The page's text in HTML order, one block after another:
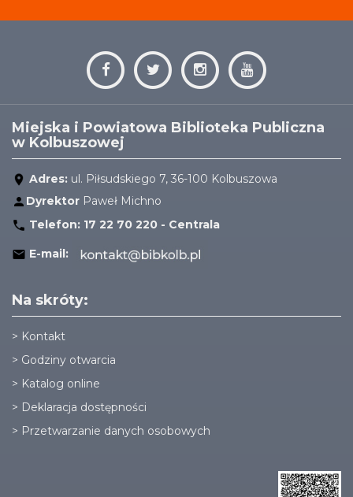
Miejska i Powiatowa Biblioteka Publiczna
w Kolbuszowej
Adres: ul. Piłsudskiego 7, 36-100 Kolbuszowa
Dyrektor Paweł Michno
Telefon: 17 22 70 220 - Centrala
E-mail:
Na skróty:
> Kontakt
> Godziny otwarcia
> Katalog online
> Deklaracja dostępności
> Przetwarzanie danych osobowych